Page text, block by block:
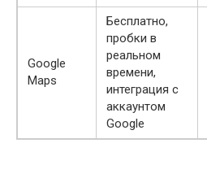
Google
Maps
Бесплатно,
пробки в
реальном
времени,
интеграция с
аккаунтом
Google